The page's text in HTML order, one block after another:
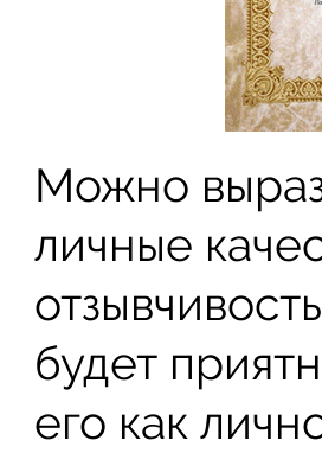
Можно
личные
будет
его как